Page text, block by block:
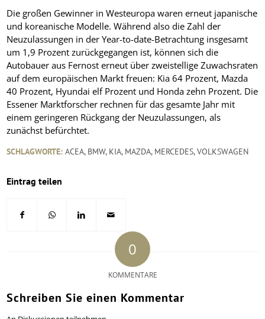
Die großen Gewinner in Westeuropa waren erneut japanische
und koreanische Modelle. Während also die Zahl der
Neuzulassungen in der Year-to-date-Betrachtung insgesamt
um 1,9 Prozent zurückgegangen ist, können sich die
Autobauer aus Fernost erneut über zweistellige Zuwachsraten
auf dem europäischen Markt freuen: Kia 64 Prozent, Mazda
40 Prozent, Hyundai elf Prozent und Honda zehn Prozent. Die
Essener Marktforscher rechnen für das gesamte Jahr mit
einem geringeren Rückgang der Neuzulassungen, als
zunächst befürchtet.
SCHLAGWORTE: ACEA, BMW, KIA, MAZDA, MERCEDES,VOLKSWAGEN
Eintrag teilen
0
KOMMENTARE
Schreiben Sie einen Kommentar